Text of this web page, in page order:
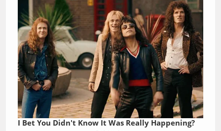
I Bet You Didn't Know It Was Really Happening?